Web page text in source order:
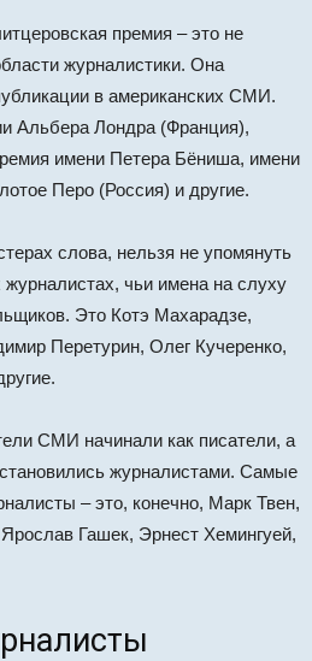
премия – это не
журналистики. Она
в американских СМИ.
Альбера Лондра (Франция),
имени Петера Бёниша, имени
Перо (Россия) и другие.
слова, нельзя не упомянуть
чьи имена на слуху
Это Котэ Махарадзе,
Перетурин, Олег Кучеренко,
СМИ начинали как писатели, а
журналистами. Самые
– это, конечно, Марк Твен,
Гашек, Эрнест Хемингуей,